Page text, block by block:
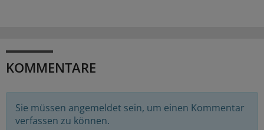
KOMMENTARE
Sie müssen angemeldet sein, um einen Kommentar
verfassen zu können.